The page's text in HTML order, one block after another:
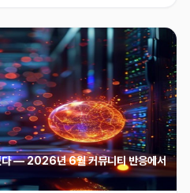
다 — 2026년 6월 커뮤니티 반응에서